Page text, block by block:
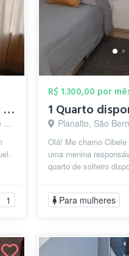
Alugo um quarto no meu Apt
1
R$ 1.300,00 por
1 Quarto
Planalto, São
Olá! Me chamo
uma menina
quarto de solteiro
Para mulheres